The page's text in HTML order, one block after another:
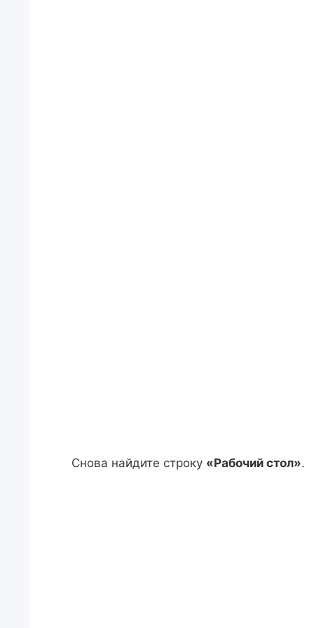
Снова найдите строку «Рабочий стол».